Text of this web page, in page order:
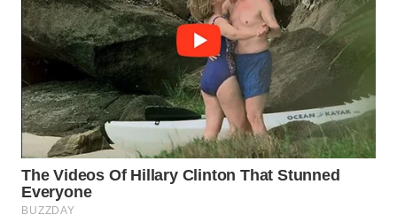
WAHANA
INFRASTRUKTUR
WAHANA
KONSUMEN
WAHANA
LISTRIK